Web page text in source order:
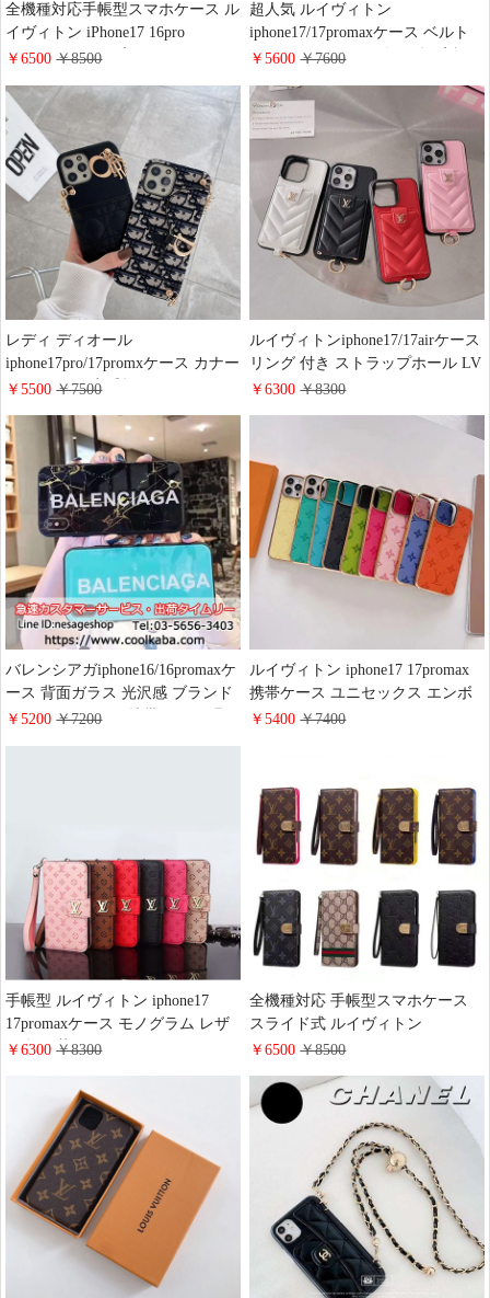
全機種対応手帳型スマホケース ル
イヴィトン iPhone17 16pro
15promaxケース 高級 レザー モノ
pixel9/9pro/8a携帯カバー 財布型
大人 可愛い LV galaxy Aquos
xperia Huawei Mate60 Pro手帳型ス
マホケース ファッション
￥6500￥8500
超人気 ルイヴィトン
iphone17/17promaxケース ベルト
付き モノグラム&ダミエ柄 高評
ース ドーフィーヌ スマホベルト
スタンド ハイ ブランド
iphone15/14/13/12スマホケース メ
ンズ レディース おしゃれ
￥5600￥7600
レディ ディオール
iphone17pro/17promxケース カナー
ジュ レザー 定番柄
ーンき付 スマホショルダー 女子
おしゃれ ブランド lady dior アイ
フォン15pro/14/13ケース 背面 カ
ード収納 バッグ型
￥5500￥7500
ルイヴィトンiphone17/17airケース
リング 付き ストラップホール LV
iphone16pro/16promaxスマホケー
カードポッケト 付き チェーン シ
pro携帯ケース ブランド レディー
￥6300￥8300
バレンシアガiphone16/16promaxケ
ース 背面ガラス 光沢感 ブランド
iphone15pro/15plus携帯ケース 滑り
￥5200￥7200
ルイヴィトン iphone17 17promax
携帯ケース ユニセックス エンボ
スレザー カラー LV
アイフォン15/14 proケース 通勤
通学 お洒落 上品
￥5400￥7400
手帳型 ルイヴィトン iphone17
17promaxケース モノグラム レザ
ー 押し花 LV アイホン16/16proス
小銭 入れ 多機能 ハイ ブランド
iphone15/14/13 proスマホカバー 手
帳型 大人 おしゃれ
￥6300￥8300
全機種対応 手帳型スマホケース
スライド式 ルイヴィトン
iPhone17pro/17promax/17eケース
iphone16/16plus/15マルチケース 財
布一体 ビジネス風 男女兼用 ハイ
ブランド Gucci Galaxy s26/s25/s24
ケース 手帳型 かわいい
￥6500￥8500